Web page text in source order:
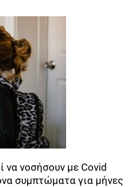
να νοσήσουν με Covid
συμπτώματα για μήνες